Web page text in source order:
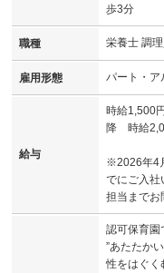
歩3分
職種 栄養士 調
雇用形態 パート・ア
給与
時給1,500
降 時給
※2026年4
でにご入社
担当までお
認可保育園
”あたたか
性をはぐく